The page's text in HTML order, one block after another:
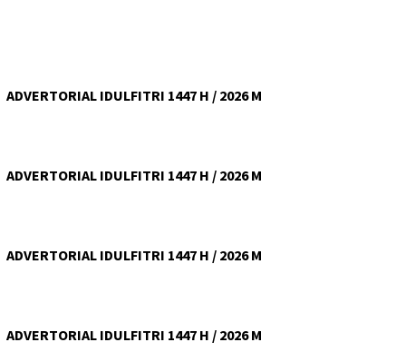
ADVERTORIAL IDULFITRI 1447 H / 2026 M
ADVERTORIAL IDULFITRI 1447 H / 2026 M
ADVERTORIAL IDULFITRI 1447 H / 2026 M
ADVERTORIAL IDULFITRI 1447 H / 2026 M